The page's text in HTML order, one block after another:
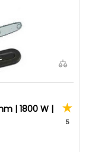
| 1800 W |
5